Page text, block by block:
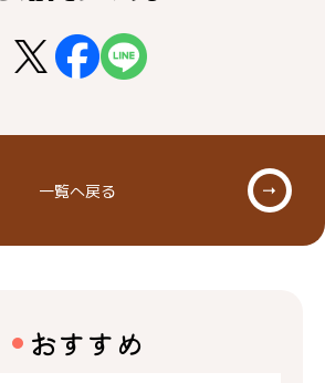
一覧へ戻る
おすすめ